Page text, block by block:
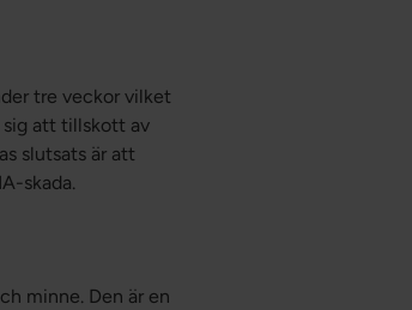
tre veckor vilket
sig att tillskott av
slutsats är att
skada.
minne. Den är en